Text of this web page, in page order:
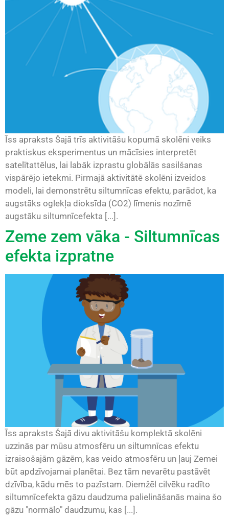
Īss apraksts Šajā trīs aktivitāšu kopumā skolēni veiks
praktiskus eksperimentus un mācīsies interpretēt
satelītattēlus, lai labāk izprastu globālās sasilšanas
vispārējo ietekmi. Pirmajā aktivitātē skolēni izveidos
modeli, lai demonstrētu siltumnīcas efektu, parādot, ka
augstāks oglekļa dioksīda (CO2) līmenis nozīmē
augstāku siltumnīcefekta [...].
Zeme zem vāka - Siltumnīcas
efekta izpratne
Īss apraksts Šajā divu aktivitāšu komplektā skolēni
uzzinās par mūsu atmosfēru un siltumnīcas efektu
izraisošajām gāzēm, kas veido atmosfēru un ļauj Zemei
būt apdzīvojamai planētai. Bez tām nevarētu pastāvēt
dzīvība, kādu mēs to pazīstam. Diemžēl cilvēku radīto
siltumnīcefekta gāzu daudzuma palielināšanās maina šo
gāzu "normālo" daudzumu, kas [...].